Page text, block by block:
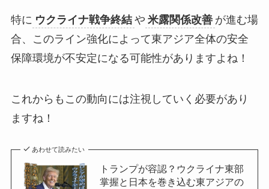
特に ウクライナ戦争終結 や 米露関係改善 が進む場
合、このライン強化によって東アジア全体の安全
保障環境が不安定になる可能性がありますよね！
これからもこの動向には注視していく必要があり
ますね！
あわせて読みたい
トランプが容認？ウクライナ東部
掌握と日本を巻き込む東アジアの